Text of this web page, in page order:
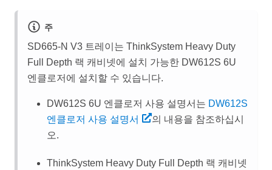
주
SD665-N V3 트레이는 ThinkSystem Heavy Duty
Full Depth 랙 캐비넷에 설치 가능한 DW612S 6U
엔클로저에 설치할 수 있습니다.
DW612S 6U 엔클로저 사용 설명서는 DW612S
엔클로저 사용 설명서
의 내용을 참조하십시
오.
ThinkSystem Heavy Duty Full Depth 랙 캐비넷